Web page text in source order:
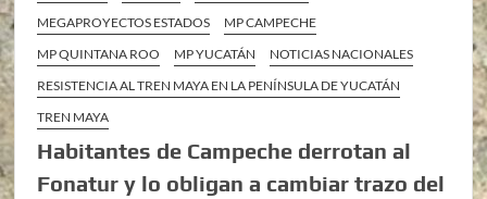
MEGAPROYECTOS ESTADOS
MP CAMPECHE
MP QUINTANA ROO
MP YUCATÁN
NOTICIAS NACIONALES
RESISTENCIA AL TREN MAYA EN LA PENÍNSULA DE YUCATÁN
TREN MAYA
Habitantes de Campeche derrotan al
Fonatur y lo obligan a cambiar trazo del